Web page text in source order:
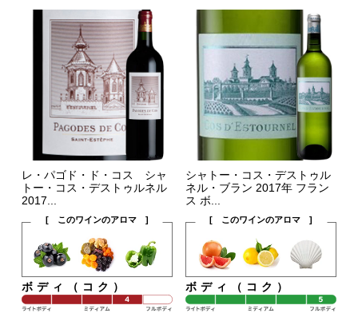
レ・パゴド・ド・コス シャ
トー・コス・デストゥルネル
2017...
[ このワインのアロマ ]
ボディ（コク）
シャトー・コス・デストゥル
ネル・ブラン 2017年 フラン
ス ボ...
[ このワインのアロマ ]
ボディ（コク）